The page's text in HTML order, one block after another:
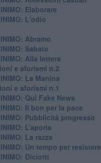
Elaborare
L'odio
Abramo
Sabato
Alla lettera
e aforismi n.2
La Manina
e aforismi n.1
Qui Fake News
​Il bon per la pace
Pubblicità progresso
L’aporìa
La razza
Un tempo per resistere
Diciotti